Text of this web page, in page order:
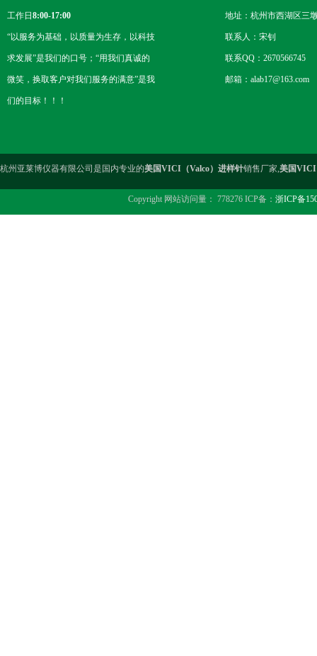
工作日 8:00-17:00
“以服务为基础，以质量为生存，以科技
求发展”是我们的口号；“用我们真诚的
微笑，换取客户对我们服务的满意”是我
们的目标！！！
地址：杭州市西湖区三
联系人：宋钊
联系QQ：2670566745
邮箱：alab17@163.com
杭州亚莱博仪器有限公司是国内专业的美国VICI（Valco）进样针销售厂家,美国VICI
Copyright 网站访问量： 778276 ICP备： 浙ICP备